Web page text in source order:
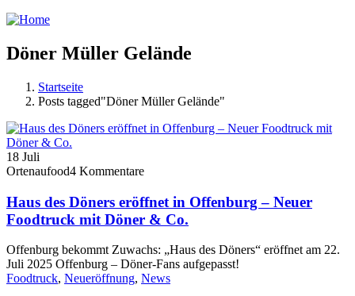
Döner Müller Gelände
Startseite
Posts tagged"Döner Müller Gelände"
18 Juli
Ortenaufood4 Kommentare
Haus des Döners eröffnet in Offenburg – Neuer
Foodtruck mit Döner & Co.
Offenburg bekommt Zuwachs: „Haus des Döners“ eröffnet am 22.
Juli 2025 Offenburg – Döner-Fans aufgepasst!
Foodtruck, Neueröffnung, News